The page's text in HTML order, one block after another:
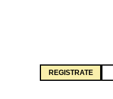
REGISTRATE